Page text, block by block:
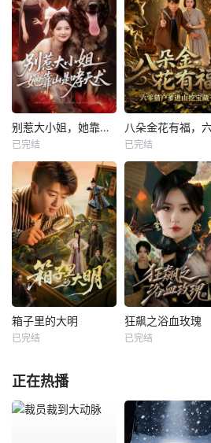
别惹大小姐，她靠山是哮天犬
已完结 已完结
箱子里的大明
已完结
狂飙之浴血玫瑰
已完结
正在热播